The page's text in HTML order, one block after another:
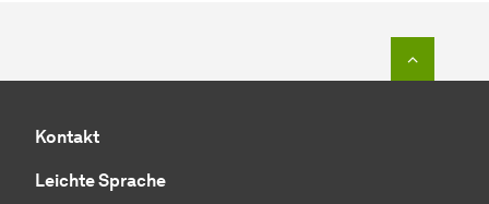
Kontakt
Leichte Sprache